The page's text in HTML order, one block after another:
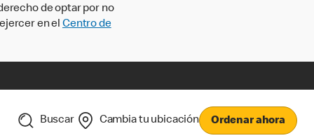
de optar por no
en el Centro de
Buscar Cambia tu ubicación Ordenar ahora